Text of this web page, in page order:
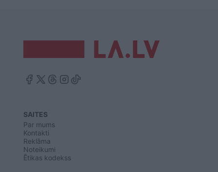
SAITES
Par mums
Kontakti
Reklāma
Noteikumi
Ētikas kodekss